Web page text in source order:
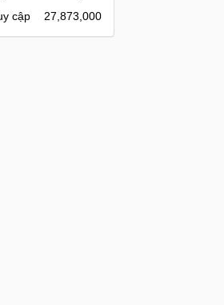
cập
27,873,000